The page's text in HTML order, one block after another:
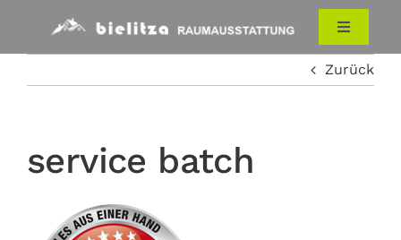
springen
Toggle
Zurück
service batch